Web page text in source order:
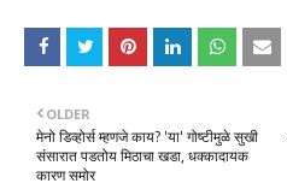
OLDER
मेनो डिव्होर्स म्हणजे काय? 'या' गोष्टीमुळे सुखी
संसारात पडतोय मिठाचा खडा, धक्कादायक
कारण समोर